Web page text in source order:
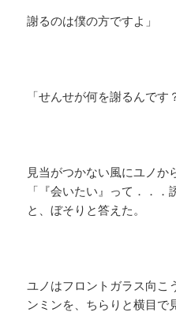
謝るのは僕の方ですよ」
「せんせが何を謝るんです
見当がつかない風にユノか
「『会いたい』って．．．
と、ぼそりと答えた。
ユノはフロントガラス向こ
ンミンを、ちらりと横目で